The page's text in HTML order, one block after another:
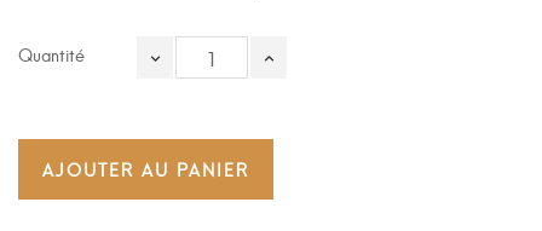
Quantité
AJOUTER AU PANIER